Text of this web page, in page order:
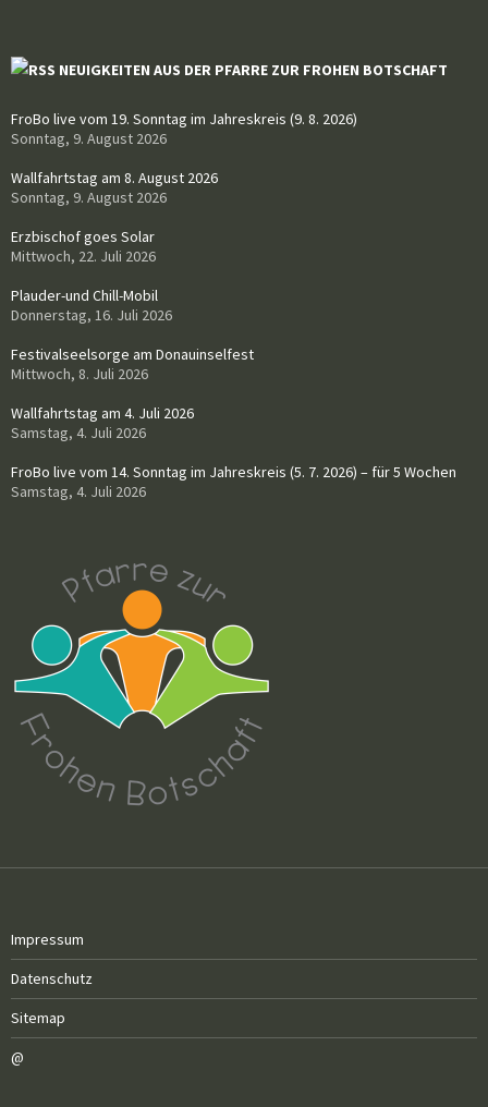
NEUIGKEITEN AUS DER PFARRE ZUR FROHEN BOTSCHAFT
FroBo live vom 19. Sonntag im Jahreskreis (9. 8. 2026)
Sonntag, 9. August 2026
Wallfahrtstag am 8. August 2026
Sonntag, 9. August 2026
Erzbischof goes Solar
Mittwoch, 22. Juli 2026
Plauder-und Chill-Mobil
Donnerstag, 16. Juli 2026
Festivalseelsorge am Donauinselfest
Mittwoch, 8. Juli 2026
Wallfahrtstag am 4. Juli 2026
Samstag, 4. Juli 2026
FroBo live vom 14. Sonntag im Jahreskreis (5. 7. 2026) – für 5 Wochen
Samstag, 4. Juli 2026
Impressum
Datenschutz
Sitemap
@